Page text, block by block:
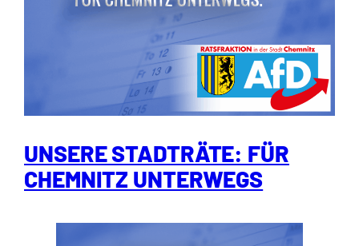
UNSERE STADTRÄTE: FÜR
CHEMNITZ UNTERWEGS